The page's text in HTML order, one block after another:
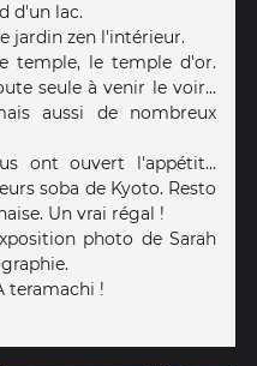
d'un lac.
jardin zen l'intérieur.
temple, le temple d'or.
seule à venir le voir...
aussi de nombreux
ont ouvert l'appétit...
soba de Kyoto. Resto
Un vrai régal !
photo de Sarah
teramachi !